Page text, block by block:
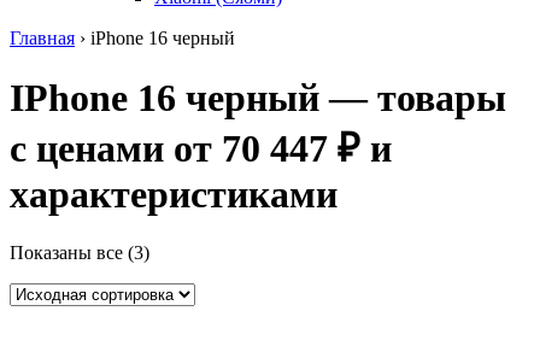
Главная › iPhone 16 черный
IPhone 16 черный — товары
с ценами от 70 447 ₽ и
характеристиками
Показаны все (3)